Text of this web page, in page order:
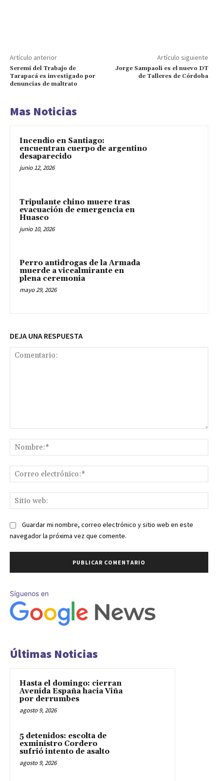
Artículo anterior
Seremi del Trabajo de
Tarapacá es investigado por
denuncias de maltrato
Artículo siguiente
Jorge Sampaoli es el nuevo DT
de Talleres de Córdoba
Mas Noticias
Incendio en Santiago:
encuentran cuerpo de argentino
desaparecido
junio 12, 2026
Tripulante chino muere tras
evacuación de emergencia en
Huasco
junio 10, 2026
Perro antidrogas de la Armada
muerde a vicealmirante en
plena ceremonia
mayo 29, 2026
DEJA UNA RESPUESTA
Guardar mi nombre, correo electrónico y sitio web en este
navegador la próxima vez que comente.
Síguenos en
Últimas Noticias
Hasta el domingo: cierran
Avenida España hacia Viña
por derrumbes
agosto 9, 2026
5 detenidos: escolta de
exministro Cordero
sufrió intento de asalto
agosto 9, 2026